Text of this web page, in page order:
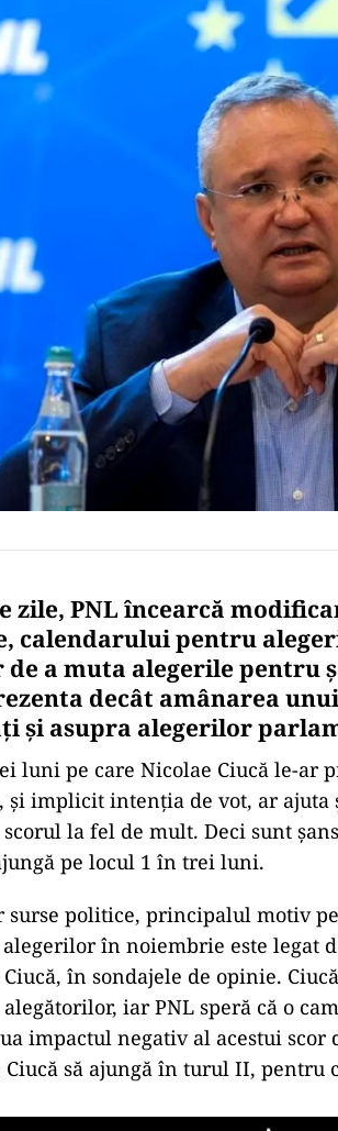
zile, PNL încearcă
calendarului pentru
a muta alegerile pentru
decât amânarea
și asupra alegerilor
luni pe care Nicolae Ciucă le-ar
și implicit intenția de vot, ar ajuta
la fel de mult. Deci sunt
pe locul 1 în trei luni.
politice, principalul motiv
în noiembrie este legat
în sondajele de opinie.
iar PNL speră că o
impactul negativ al acestui scor
să ajungă în turul II, pentru